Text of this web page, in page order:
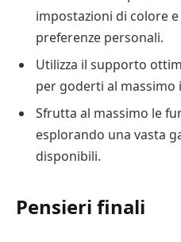
impostazioni di colore
preferenze personali.
Utilizza il supporto
per goderti al massimo
Sfrutta al massimo le
esplorando una vasta
disponibili.
Pensieri finali